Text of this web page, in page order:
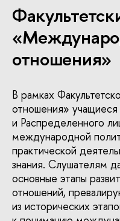
отношения»
В рамках
отношения»
и Распределенного
международной
практической
знания. Слушателям
основные этапы
отношений,
из исторических